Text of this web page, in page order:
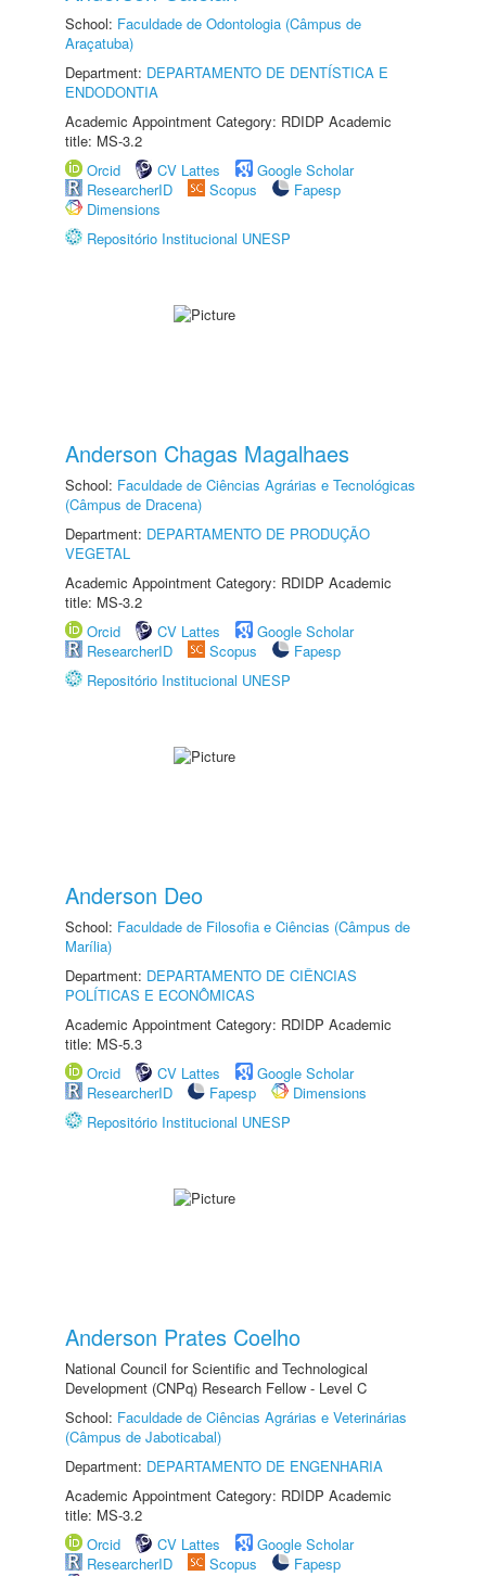
School: Faculdade de Odontologia (Câmpus de
Araçatuba)
Department: DEPARTAMENTO DE DENTÍSTICA E
ENDODONTIA
Academic Appointment Category: RDIDP Academic
title: MS-3.2
Orcid
CV Lattes
Google Scholar
ResearcherID
Scopus
Fapesp
Dimensions
Repositório Institucional UNESP
Anderson Chagas Magalhaes
School: Faculdade de Ciências Agrárias e Tecnológicas
(Câmpus de Dracena)
Department: DEPARTAMENTO DE PRODUÇÃO
VEGETAL
Academic Appointment Category: RDIDP Academic
title: MS-3.2
Orcid
CV Lattes
Google Scholar
ResearcherID
Scopus
Fapesp
Repositório Institucional UNESP
Anderson Deo
School: Faculdade de Filosofia e Ciências (Câmpus de
Marília)
Department: DEPARTAMENTO DE CIÊNCIAS
POLÍTICAS E ECONÔMICAS
Academic Appointment Category: RDIDP Academic
title: MS-5.3
Orcid
CV Lattes
Google Scholar
ResearcherID
Fapesp
Dimensions
Repositório Institucional UNESP
Anderson Prates Coelho
National Council for Scientific and Technological
Development (CNPq) Research Fellow - Level C
School: Faculdade de Ciências Agrárias e Veterinárias
(Câmpus de Jaboticabal)
Department: DEPARTAMENTO DE ENGENHARIA
Academic Appointment Category: RDIDP Academic
title: MS-3.2
Orcid
CV Lattes
Google Scholar
ResearcherID
Scopus
Fapesp